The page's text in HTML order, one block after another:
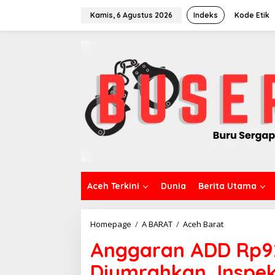
Kamis, 6 Agustus 2026 Indeks Kode Etik
Aceh Terkini Dunia Berita Utama
Homepage / A BARAT / Aceh Barat
g
g
a
Anggaran ADD